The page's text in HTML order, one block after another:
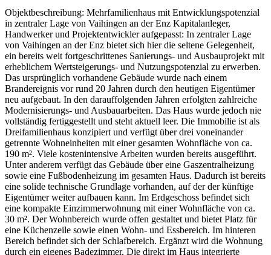
Objektbeschreibung: Mehrfamilienhaus mit Entwicklungspotenzial
in zentraler Lage von Vaihingen an der Enz Kapitalanleger,
Handwerker und Projektentwickler aufgepasst: In zentraler Lage
von Vaihingen an der Enz bietet sich hier die seltene Gelegenheit,
ein bereits weit fortgeschrittenes Sanierungs- und Ausbauprojekt mit
erheblichem Wertsteigerungs- und Nutzungspotenzial zu erwerben.
Das ursprünglich vorhandene Gebäude wurde nach einem
Brandereignis vor rund 20 Jahren durch den heutigen Eigentümer
neu aufgebaut. In den darauffolgenden Jahren erfolgten zahlreiche
Modernisierungs- und Ausbauarbeiten. Das Haus wurde jedoch nie
vollständig fertiggestellt und steht aktuell leer. Die Immobilie ist als
Dreifamilienhaus konzipiert und verfügt über drei voneinander
getrennte Wohneinheiten mit einer gesamten Wohnfläche von ca.
190 m². Viele kostenintensive Arbeiten wurden bereits ausgeführt.
Unter anderem verfügt das Gebäude über eine Gaszentralheizung
sowie eine Fußbodenheizung im gesamten Haus. Dadurch ist bereits
eine solide technische Grundlage vorhanden, auf der der künftige
Eigentümer weiter aufbauen kann. Im Erdgeschoss befindet sich
eine kompakte Einzimmerwohnung mit einer Wohnfläche von ca.
30 m². Der Wohnbereich wurde offen gestaltet und bietet Platz für
eine Küchenzeile sowie einen Wohn- und Essbereich. Im hinteren
Bereich befindet sich der Schlafbereich. Ergänzt wird die Wohnung
durch ein eigenes Badezimmer. Die direkt im Haus integrierte